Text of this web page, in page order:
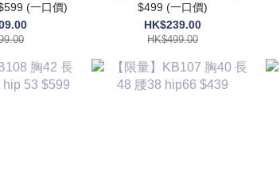
(一口價)
$499 (一口價)
HK$239.00
HK$499.00